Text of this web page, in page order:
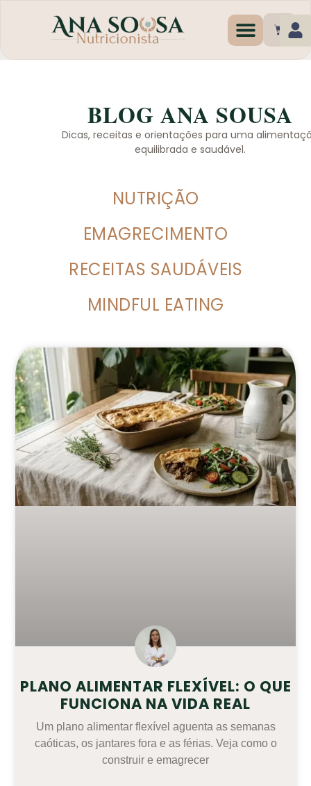
BLOG ANA SOUSA
Dicas, receitas e orientações para uma
equilibrada e saudável.
NUTRIÇÃO
EMAGRECIMENTO
RECEITAS SAUDÁVEIS
MINDFUL EATING
PLANO ALIMENTAR FLEXÍVEL: O QUE
FUNCIONA NA VIDA REAL
Um plano alimentar flexível aguenta as semanas
caóticas, os jantares fora e as férias. Veja como o
construir e emagrecer